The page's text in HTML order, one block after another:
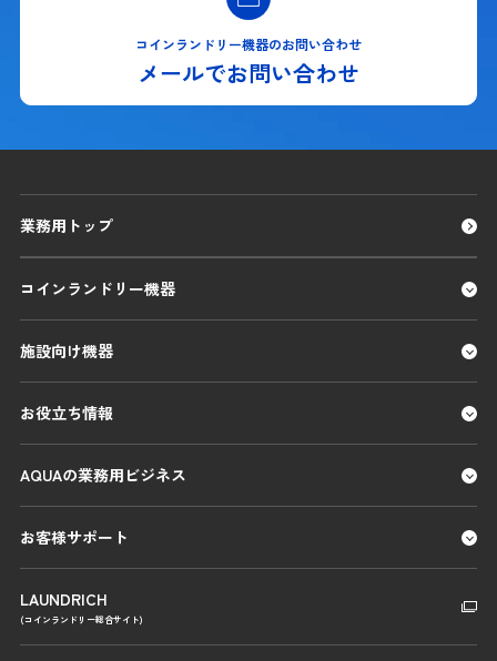
コインランドリー機器のお問い合わせ
メールでお問い合わせ
業務用トップ
コインランドリー機器
施設向け機器
お役立ち情報
AQUAの業務用ビジネス
お客様サポート
LAUNDRICH
(コインランドリー総合サイト)